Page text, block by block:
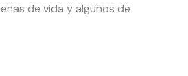
de vida y algunos de